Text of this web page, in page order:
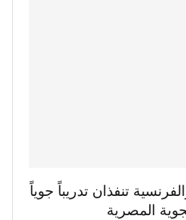
تنفذان تدريباً جوياً
المصرية